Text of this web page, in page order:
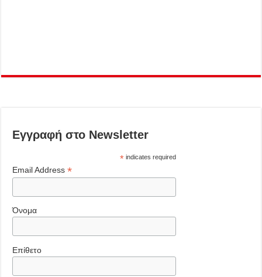
Εγγραφή στο Newsletter
*indicates required
Email Address*
Όνομα
Επίθετο